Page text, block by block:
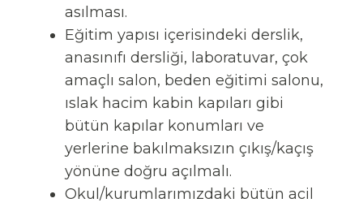
asılması.
Eğitim yapısı içerisindeki derslik,
anasınıfı dersliği, laboratuvar, çok
amaçlı salon, beden eğitimi salonu,
ıslak hacim kabin kapıları gibi
bütün kapılar konumları ve
yerlerine bakılmaksızın çıkış/kaçış
yönüne doğru açılmalı.
Okul/kurumlarımızdaki bütün acil